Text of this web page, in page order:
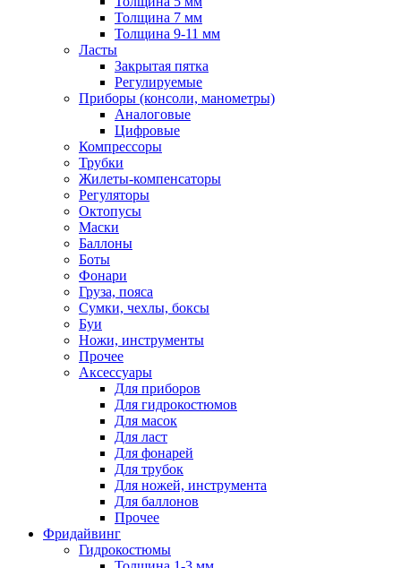
Толщина 7 мм
Толщина 9-11 мм
Ласты
Закрытая пятка
Регулируемые
Приборы (консоли, манометры)
Аналоговые
Цифровые
Компрессоры
Трубки
Жилеты-компенсаторы
Регуляторы
Октопусы
Маски
Баллоны
Боты
Фонари
Груза, пояса
Сумки, чехлы, боксы
Буи
Ножи, инструменты
Прочее
Аксессуары
Для приборов
Для гидрокостюмов
Для масок
Для ласт
Для фонарей
Для трубок
Для ножей, инструмента
Для баллонов
Прочее
Фридайвинг
Гидрокостюмы